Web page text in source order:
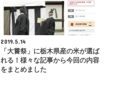
2019.5.14
「大嘗祭」に栃木県産の米が選ば
れる！様々な記事から今回の内容
をまとめました